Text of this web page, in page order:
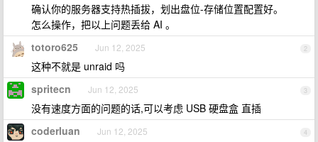
确认你的服务器支持热插拔，划出盘位-存储位置配置好。
怎么操作，把以上问题丢给 AI 。
2
totoro625 Jun 12, 2025
这种不就是 unraid 吗
3
spritecn Jun 12, 2025
没有速度方面的问题的话,可以考虑 USB 硬盘盒 直插
4
coderluan Jun 12, 2025